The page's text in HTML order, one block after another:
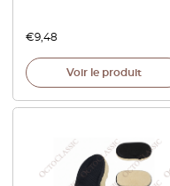
€9,48
Voir le produit